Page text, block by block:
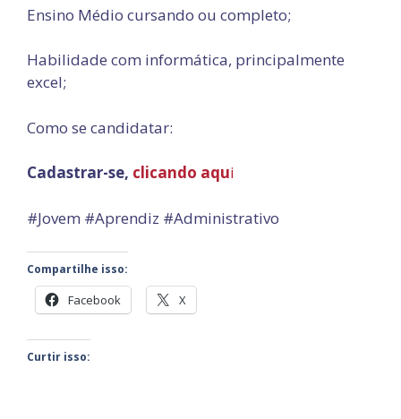
Ensino Médio cursando ou completo;
Habilidade com informática, principalmente
excel;
Como se candidatar:
Cadastrar-se, clicando aqui
#Jovem #Aprendiz #Administrativo
Compartilhe isso:
Facebook X
Curtir isso: